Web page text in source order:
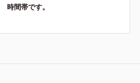
時間帯です。